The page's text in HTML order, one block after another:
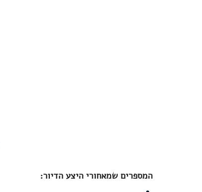
המספרים שמאחורי היצע הדיור: